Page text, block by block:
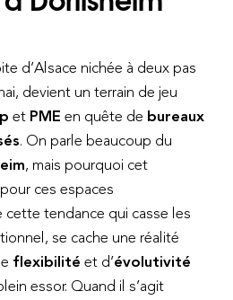
d’Alsace nichée à deux pas
devient un terrain de jeu
et PME en quête de bureaux
. On parle beaucoup du
, mais pourquoi cet
ces espaces
cette tendance qui casse les
se cache une réalité
flexibilité et d’évolutivité
essor. Quand il s’agit